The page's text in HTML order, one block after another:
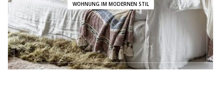
WOHNUNG IM MODERNEN STIL